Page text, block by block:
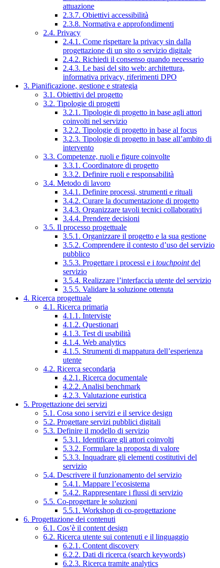
attuazione
2.3.7. Obiettivi accessibilità
2.3.8. Normativa e approfondimenti
2.4. Privacy
2.4.1. Come rispettare la privacy sin dalla
progettazione di un sito o servizio digitale
2.4.2. Richiedi il consenso quando necessario
2.4.3. Le basi del sito web: architettura,
informativa privacy, riferimenti DPO
3. Pianificazione, gestione e strategia
3.1. Obiettivi del progetto
3.2. Tipologie di progetti
3.2.1. Tipologie di progetto in base agli attori
coinvolti nel servizio
3.2.2. Tipologie di progetto in base al focus
3.2.3. Tipologie di progetto in base all’ambito di
intervento
3.3. Competenze, ruoli e figure coinvolte
3.3.1. Coordinatore di progetto
3.3.2. Definire ruoli e responsabilità
3.4. Metodo di lavoro
3.4.1. Definire processi, strumenti e rituali
3.4.2. Curare la documentazione di progetto
3.4.3. Organizzare tavoli tecnici collaborativi
3.4.4. Prendere decisioni
3.5. Il processo progettuale
3.5.1. Organizzare il progetto e la sua gestione
3.5.2. Comprendere il contesto d’uso del servizio
pubblico
3.5.3. Progettare i processi e i touchpointdel
servizio
3.5.4. Realizzare l’interfaccia utente del servizio
3.5.5. Validare la soluzione ottenuta
4. Ricerca progettuale
4.1. Ricerca primaria
4.1.1. Interviste
4.1.2. Questionari
4.1.3. Test di usabilità
4.1.4. Web analytics
4.1.5. Strumenti di mappatura dell’esperienza
utente
4.2. Ricerca secondaria
4.2.1. Ricerca documentale
4.2.2. Analisi benchmark
4.2.3. Valutazione euristica
5. Progettazione dei servizi
5.1. Cosa sono i servizi e il service design
5.2. Progettare servizi pubblici digitali
5.3. Definire il modello di servizio
5.3.1. Identificare gli attori coinvolti
5.3.2. Formulare la proposta di valore
5.3.3. Inquadrare gli elementi costitutivi del
servizio
5.4. Descrivere il funzionamento del servizio
5.4.1. Mappare l’ecosistema
5.4.2. Rappresentare i flussi di servizio
5.5. Co-progettare le soluzioni
5.5.1. Workshop di co-progettazione
6. Progettazione dei contenuti
6.1. Cos’è il content design
6.2. Ricerca utente sui contenuti e il linguaggio
6.2.1. Content discovery
6.2.2. Dati di ricerca (search keywords)
6.2.3. Ricerca tramite analytics